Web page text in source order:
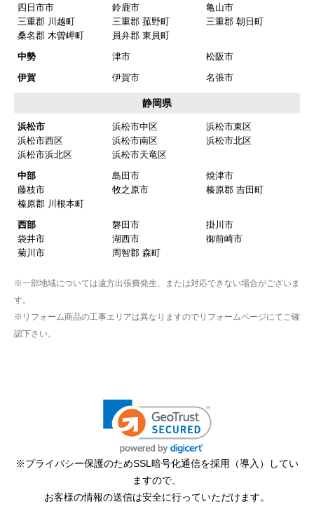
予定の期日までに商品が届きましたか？
はい
商品の梱包は必要十分なものでしたか？
【注文商品】浄水器・整水器 【注文時
期】2025年07月頃（モバイルから）
【このショップを選んだ理由は？】
近隣で安く、評判が良かったため
【注文からどのくらいで届きましたか？】
取付工事の数日前に調整して届けてくれた
作業をされた方はスムーズで親切でした
欲しい商品をスムーズに注文できましたか？
ショップからの連絡や対応は適切でしたか？
はい
予定の期日までに商品が届きましたか？
四日市市
鈴鹿市
亀山市
三重郡 川越町
三重郡 菰野町
三重郡 朝日町
桑名郡 木曽岬町
員弁郡 東員町
中勢
津市
松阪市
伊賀
伊賀市 名張市
静岡県
浜松市 浜松市中区
浜松市東区
浜松市西区
浜松市南区
浜松市北区
浜松市浜北区
浜松市天竜区
中部
島田市
焼津市
藤枝市
牧之原市
榛原郡 吉田町
榛原郡 川根本町
西部
磐田市
掛川市
袋井市
湖西市
御前崎市
菊川市
周智郡 森町
※一部地域については遠方出張費発生、または対応できない場合がございま
す。
※リフォーム商品の工事エリアは異なりますのでリフォームページにてご確
認下さい。
※プライバシー保護のためSSL暗号化通信を採用（導入）してい
ますので、
お客様の情報の送信は安全に行っていただけます。